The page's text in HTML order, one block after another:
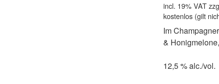
incl. 19% VAT
kostenlos (gilt
Im
&
12,5 % alc./vol.